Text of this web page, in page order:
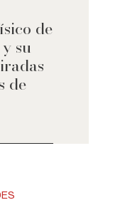
de
su
de